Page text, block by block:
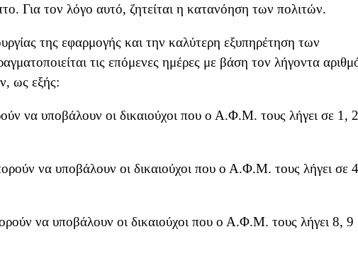
Για τον λόγο αυτό, ζητείται η κατανόηση των πολιτών.
της εφαρμογής και την καλύτερη εξυπηρέτηση των
τις επόμενες ημέρες με βάση τον λήγοντα
ως εξής:
να υποβάλουν οι δικαιούχοι που ο Α.Φ.Μ. τους λήγει σε 1, 2
να υποβάλουν οι δικαιούχοι που ο Α.Φ.Μ. τους λήγει σε
να υποβάλουν οι δικαιούχοι που ο Α.Φ.Μ. τους λήγει 8, 9